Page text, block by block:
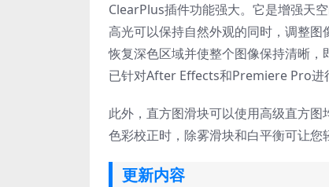
ClearPlus插件功能强大。它是增强天
高光可以保持自然外观的同时，调整
恢复深色区域并使整个图像保持清晰
已针对After Effects和Premiere Pro进
此外，直方图滑块可以使用高级直方
色彩校正时，除雾滑块和白平衡可让您
更新内容